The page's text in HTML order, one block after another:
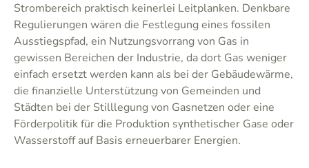
Strombereich praktisch keinerlei Leitplanken. Denkbare
Regulierungen wären die Festlegung eines fossilen
Ausstiegspfad, ein Nutzungsvorrang von Gas in
gewissen Bereichen der Industrie, da dort Gas weniger
einfach ersetzt werden kann als bei der Gebäudewärme,
die finanzielle Unterstützung von Gemeinden und
Städten bei der Stilllegung von Gasnetzen oder eine
Förderpolitik für die Produktion synthetischer Gase oder
Wasserstoff auf Basis erneuerbarer Energien.